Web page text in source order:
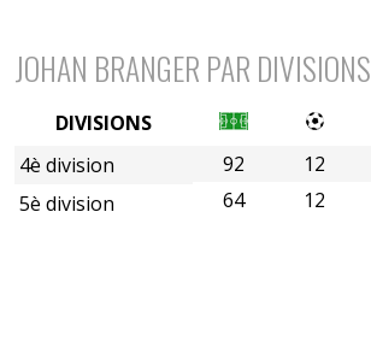
JOHAN BRANGER PAR DIVISIONS
92 12
64
12
DIVISIONS
4è division
5è division